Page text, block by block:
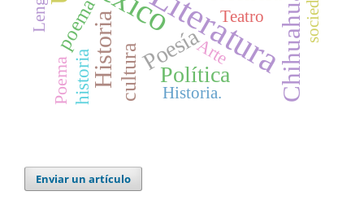
LiteraturaChihuahua
Historia Poesía
Política
cultura
poema
historia
Poema
Arte
sociedad
Teatro
Historia.
Enviar un artículo